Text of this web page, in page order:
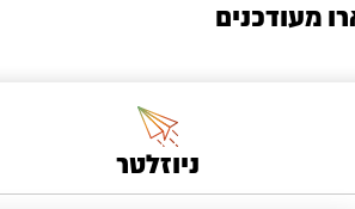
מעודכנים
ניוזלטר